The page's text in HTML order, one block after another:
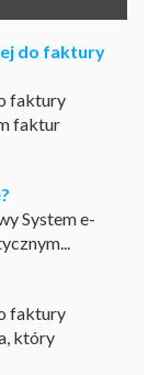
do faktury
faktury
faktur
System e-
faktury
który